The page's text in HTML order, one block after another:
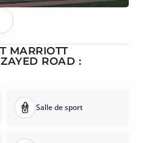
MARRIOTT
ROAD :
Salle de sport